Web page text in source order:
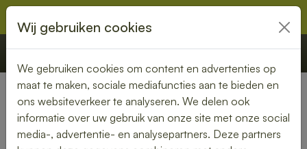
€ 0,00 Offerte Bestellen
Nederland» Castricum
Wij gebruiken cookies
We gebruiken cookies om content en advertenties op
maat te maken, sociale mediafuncties aan te bieden en
ons websiteverkeer te analyseren. We delen ook
informatie over uw gebruik van onze site met onze social
media-, advertentie- en analysepartners. Deze partners